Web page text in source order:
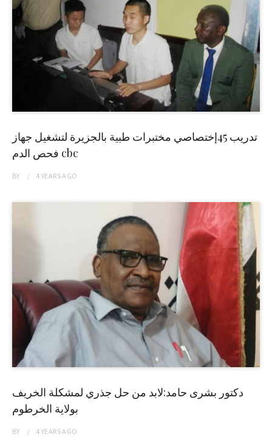
تدريب 45إختصاصي مختبرات طبية بالجزيرة لتشغيل جهاز
فحص الدم cbc
BY 4 YEARSAGO
دكتور بشرى حامد:لابد من حل جذري لمشكلة الخريف
بولاية الخرطوم
BY 4 YEARSAGO